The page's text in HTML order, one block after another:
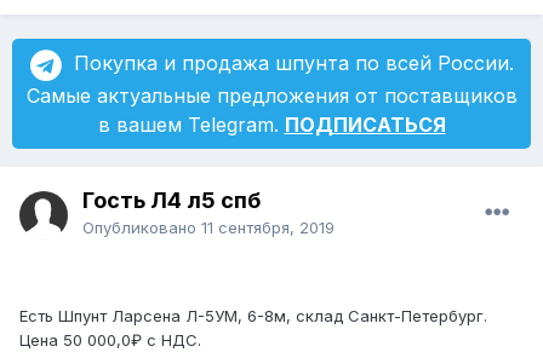
Покупка и продажа шпунта по всей России.
Самые актуальные предложения от поставщиков
в вашем Telegram. ПОДПИСАТЬСЯ
Гость Л4 л5 спб
Опубликовано 11 сентября, 2019
Есть Шпунт Ларсена Л-5УМ, 6-8м, склад Санкт-Петербург.
Цена 50 000,0₽ с НДС.